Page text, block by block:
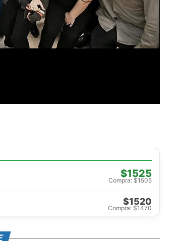
$1525
Compra: $1505
$1520
Compra: $1470